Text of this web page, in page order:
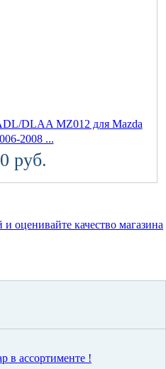
DLAA MZ012 для Mazda
2008 ...
руб.
в ассортименте !